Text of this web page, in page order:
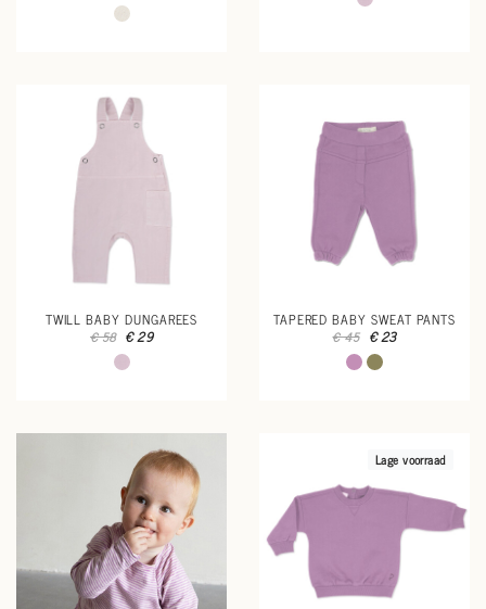
TWILL BABY DUNGAREES
€ 58 € 29
TAPERED BABY SWEAT PANTS
€ 45 € 23
Lage voorraad